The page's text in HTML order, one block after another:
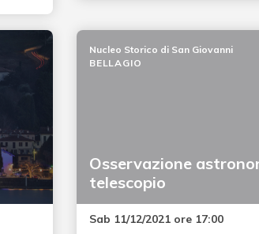
Osservazione
telescopio
Nucleo Storico di San Giovanni
BELLAGIO
Sab 11/12/2021 ore 17:00